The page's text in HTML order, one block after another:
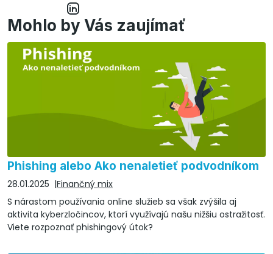
Mohlo by Vás zaujímať
Phishing alebo Ako nenaletieť podvodníkom
28.01.2025
Finančný mix
S nárastom používania online služieb sa však zvýšila aj
aktivita kyberzločincov, ktorí využívajú našu nižšiu ostražitosť.
Viete rozpoznať phishingový útok?